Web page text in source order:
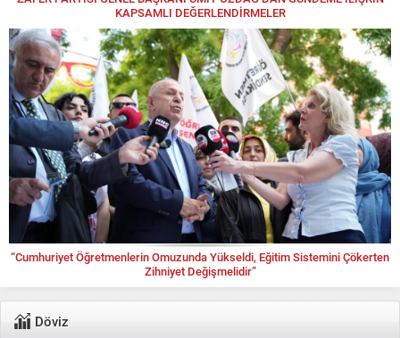
KAPSAMLI DEĞERLENDİRMELER
“Cumhuriyet Öğretmenlerin Omuzunda Yükseldi, Eğitim Sistemini Çökerten
Zihniyet Değişmelidir”
Döviz